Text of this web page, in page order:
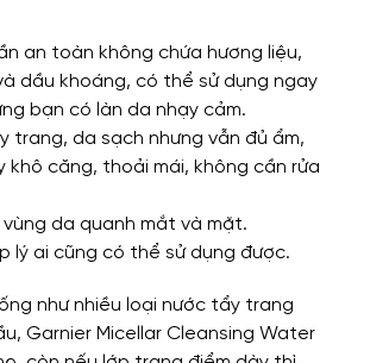
an toàn không chứa hương liệu,
dầu khoáng, có thể sử dụng ngay
bạn có làn da nhạy cảm.
trang, da sạch nhưng vẫn đủ ẩm,
khô căng, thoải mái, không cần rửa
da quanh mắt và mặt.
lý ai cũng có thể sử dụng được.
như nhiều loại nước tẩy trang
Garnier Micellar Cleansing Water